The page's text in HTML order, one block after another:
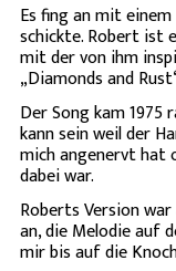
Es fing an mit
schickte. Robert ist
mit der von ihm
„Diamonds and
Der Song kam 1975
kann sein weil der
mich angenervt hat
dabei war.
Roberts Version
an, die Melodie auf
mir bis auf die